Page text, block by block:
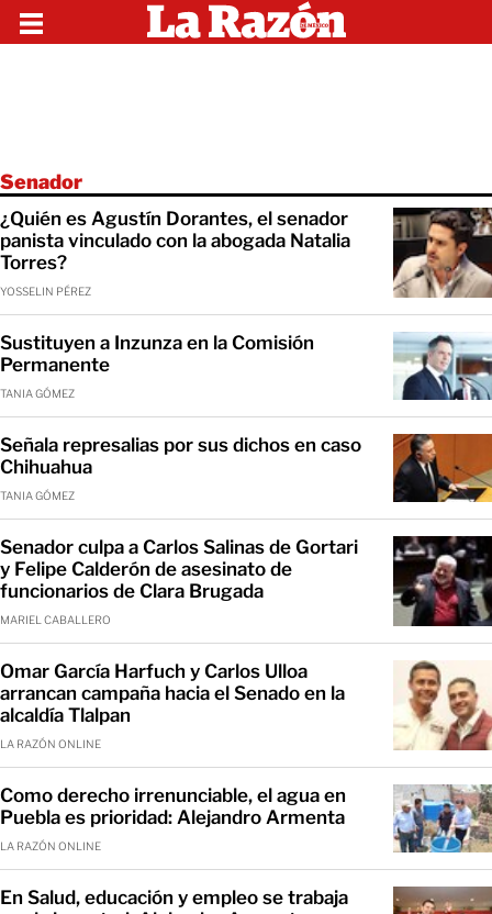
Senador
¿Quién es Agustín Dorantes, el senador
panista vinculado con la abogada Natalia
Torres?
YOSSELIN PÉREZ
Sustituyen a Inzunza en la Comisión
Permanente
TANIA GÓMEZ
Señala represalias por sus dichos en caso
Chihuahua
TANIA GÓMEZ
Senador culpa a Carlos Salinas de Gortari
y Felipe Calderón de asesinato de
funcionarios de Clara Brugada
MARIEL CABALLERO
Omar García Harfuch y Carlos Ulloa
arrancan campaña hacia el Senado en la
alcaldía Tlalpan
LA RAZÓN ONLINE
Como derecho irrenunciable, el agua en
Puebla es prioridad: Alejandro Armenta
LA RAZÓN ONLINE
En Salud, educación y empleo se trabaja